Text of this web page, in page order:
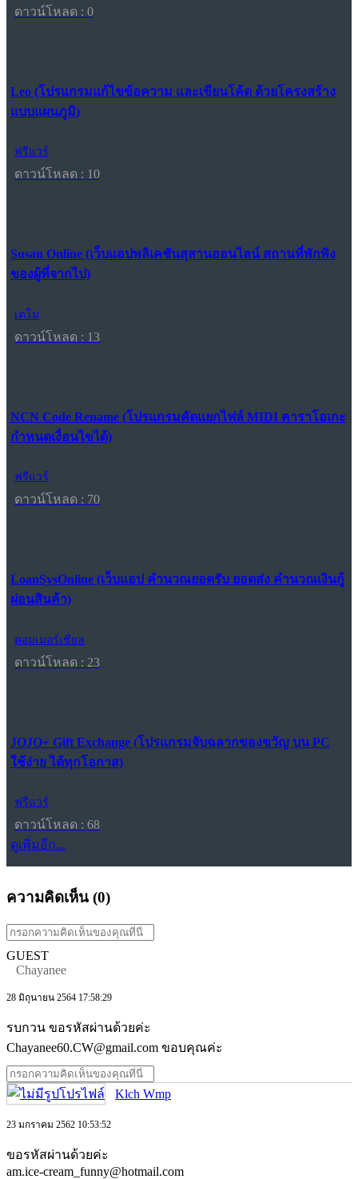
ดาวน์โหลด : 0
Leo (โปรแกรมแก้ไขข้อความ และเขียนโค้ด ด้วยโครงสร้าง
แบบแผนภูมิ)
ฟรีแวร์
ดาวน์โหลด : 10
Susan Online (เว็บแอปพลิเคชันสุสานออนไลน์ สถานที่พักพิง
ของผู้ที่จากไป)
เดโม
ดาวน์โหลด : 13
NCN Code Rename (โปรแกรมคัดแยกไฟล์ MIDI คาราโอเกะ
กำหนดเงื่อนไขได้)
ฟรีแวร์
ดาวน์โหลด : 70
LoanSysOnline (เว็บแอป คำนวณยอดรับ ยอดส่ง คำนวณเงินกู้
ผ่อนสินค้า)
คอมเมอร์เชียล
ดาวน์โหลด : 23
JOJO+ Gift Exchange (โปรแกรมจับฉลากของขวัญ บน PC
ใช้ง่าย ได้ทุกโอกาส)
ฟรีแวร์
ดาวน์โหลด : 68
ดูเพิ่มอีก...
ความคิดเห็น (0)
GUEST
Chayanee
28 มิถุนายน 2564 17:58:29
รบกวน ขอรหัสผ่านด้วยค่ะ
Chayanee60.CW@gmail.com ขอบคุณค่ะ
Klch Wmp
23 มกราคม 2562 10:53:52
ขอรหัสผ่านด้วยค่ะ
am.ice-cream_funny@hotmail.com